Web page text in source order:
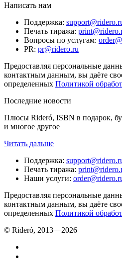
Написать нам
Поддержка:
Печать тиража:
Вопросы по услугам:
PR: pr@ridero.ru
Предоставляя персональные
контактным данным, вы даёте
определенных Политикой
Последние новости
Плюсы Rideró, ISBN в подарок,
и многое другое
Читать дальше
Поддержка:
Печать тиража:
Наши услуги:
Предоставляя персональные
контактным данным, вы даёте
определенных Политикой
© Rideró, 2013—2026